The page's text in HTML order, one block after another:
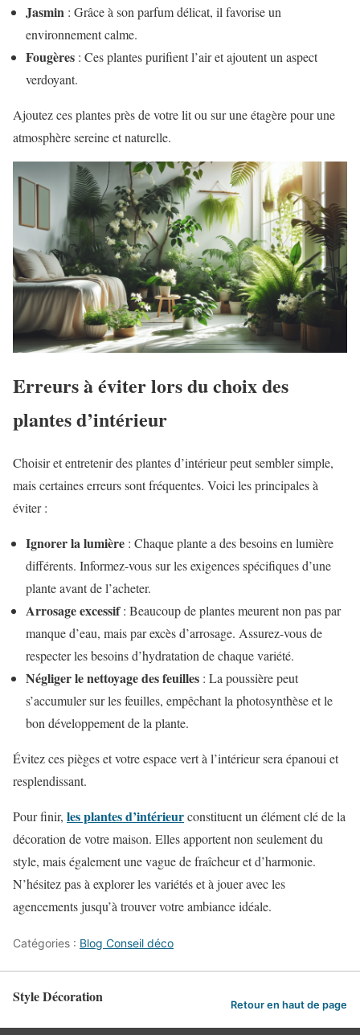
Jasmin : Grâce à son parfum délicat, il favorise un
environnement calme.
Fougères : Ces plantes purifient l’air et ajoutent un aspect
verdoyant.
Ajoutez ces plantes près de votre lit ou sur une étagère pour une
atmosphère sereine et naturelle.
Erreurs à éviter lors du choix des
plantes d’intérieur
Choisir et entretenir des plantes d’intérieur peut sembler simple,
mais certaines erreurs sont fréquentes. Voici les principales à
éviter :
Ignorer la lumière : Chaque plante a des besoins en lumière
différents. Informez-vous sur les exigences spécifiques d’une
plante avant de l’acheter.
Arrosage excessif: Beaucoup de plantes meurent non pas par
manque d’eau, mais par excès d’arrosage. Assurez-vous de
respecter les besoins d’hydratation de chaque variété.
Négliger le nettoyage des feuilles : La poussière peut
s’accumuler sur les feuilles, empêchant la photosynthèse et le
bon développement de la plante.
Évitez ces pièges et votre espace vert à l’intérieur sera épanoui et
resplendissant.
Pour finir, les plantes d’intérieurconstituent un élément clé de la
décoration de votre maison. Elles apportent non seulement du
style, mais également une vague de fraîcheur et d’harmonie.
N’hésitez pas à explorer les variétés et à jouer avec les
agencements jusqu’à trouver votre ambiance idéale.
Catégories : Blog Conseil déco
Style Décoration Retour en haut de page